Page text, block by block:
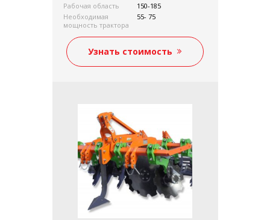
Рабочая область
150-185
Необходимая
мощность трактора
55- 75
kg/ibs
Глубина обработки
15
Узнать стоимость